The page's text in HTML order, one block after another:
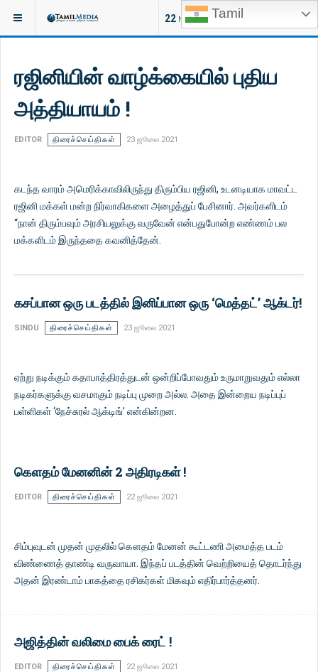
Tamil
22 NEW ARTICLES
இருக்குமிடம்: சினிமா திரைவிமர்சனம்
ரஜினியின் வாழ்க்கையில் புதிய
அத்தியாயம் !
EDITOR திரைச்செய்திகள் 23 ஜூலை 2021
கடந்த வாரம் அமெரிக்காவிலிருந்து திரும்பிய ரஜினி, உடனடியாக மாவட்ட
ரஜினி மக்கள் மன்ற நிர்வாகிகளை அழைத்துப் பேசினார். அவர்களிடம்
“நான் திரும்பவும் அரசியலுக்கு வருவேன் என்பதுபோன்ற எண்ணம் பல
மக்களிடம் இருந்ததை கவனித்தேன்.
கசப்பான ஒரு படத்தில் இனிப்பான ஒரு ‘மெத்தட்’ ஆக்டர்!
SINDU திரைச்செய்திகள் 23 ஜூலை 2021
ஏற்று நடிக்கும் கதாபாத்திரத்துடன் ஒன்றிப்போவதும் உருமாறுவதும் எல்லா
நடிகர்களுக்கு வசமாகும் நடிப்பு முறை அல்ல. அதை இன்றைய நடிப்புப்
பள்ளிகள் ‘நேச்சுரல் ஆக்டிங்’ என்கின்றன.
கௌதம் மேனனின் 2 அதிரடிகள் !
EDITOR திரைச்செய்திகள் 22 ஜூலை 2021
சிம்புவுடன் முதன் முதலில் கௌதம் மேனன் கூட்டணி அமைத்த படம்
விண்ணைத் தாண்டி வருவாயா. இந்தப் படத்தின் வெற்றியைத் தொடர்ந்து
அதன் இரண்டாம் பாகத்தை ரசிகர்கள் மிகவும் எதிர்பார்த்தனர்.
அஜித்தின் வலிமை பைக் ரைட் !
EDITOR திரைச்செய்திகள் 22 ஜூலை 2021